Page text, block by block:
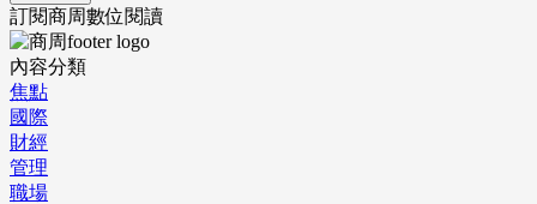
訂閱商周數位閱讀
內容分類
焦點
國際
財經
管理
職場